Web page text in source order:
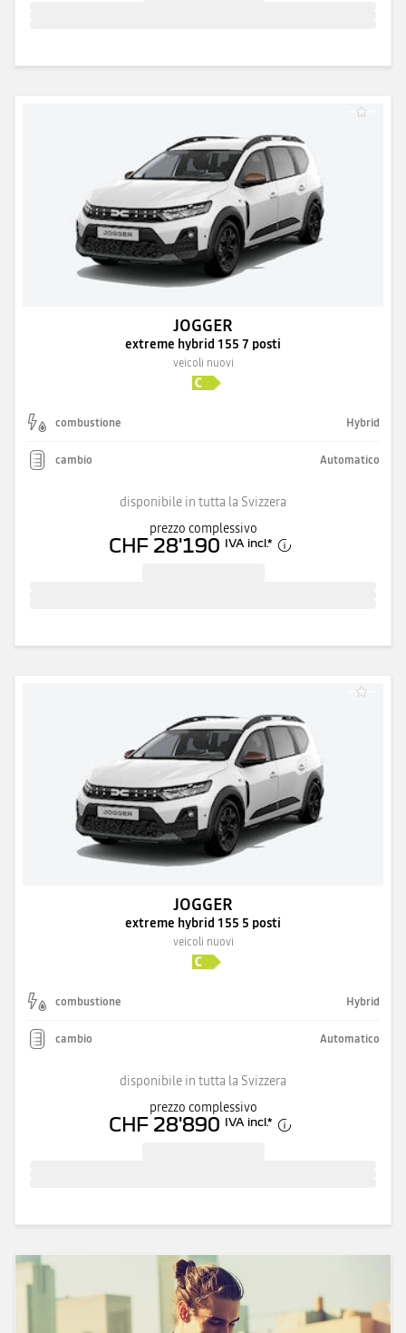
JOGGER
extreme hybrid 155 7 posti
veicoli nuovi
combustione Hybrid
cambio Automatico
disponibile in tutta la Svizzera
prezzo complessivo
CHF 28'190 IVA incl.*
JOGGER
extreme hybrid 155 5 posti
veicoli nuovi
combustione Hybrid
cambio Automatico
disponibile in tutta la Svizzera
prezzo complessivo
CHF 28'890 IVA incl.*